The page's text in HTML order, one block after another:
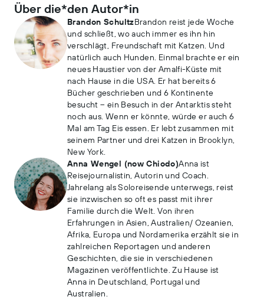
Über die*den Autor*in
Brandon SchultzBrandon reist jede Woche
und schließt, wo auch immer es ihn hin
verschlägt, Freundschaft mit Katzen. Und
natürlich auch Hunden. Einmal brachte er ein
neues Haustier von der Amalfi-Küste mit
nach Hause in die USA. Er hat bereits 6
Bücher geschrieben und 6 Kontinente
besucht – ein Besuch in der Antarktis steht
noch aus. Wenn er könnte, würde er auch 6
Mal am Tag Eis essen. Er lebt zusammen mit
seinem Partner und drei Katzen in Brooklyn,
New York.
Anna Wengel (now Chiodo)Anna ist
Reisejournalistin, Autorin und Coach.
Jahrelang als Soloreisende unterwegs, reist
sie inzwischen so oft es passt mit ihrer
Familie durch die Welt. Von ihren
Erfahrungen in Asien, Australien/ Ozeanien,
Afrika, Europa und Nordamerika erzählt sie in
zahlreichen Reportagen und anderen
Geschichten, die sie in verschiedenen
Magazinen veröffentlichte. Zu Hause ist
Anna in Deutschland, Portugal und
Australien.